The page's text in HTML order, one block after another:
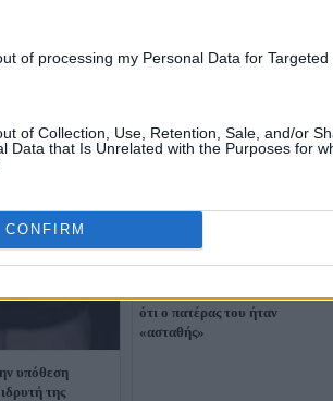
of processing my Personal Data for Targeted
of Collection, Use, Retention, Sale, and/or
Data that Is Unrelated with the Purposes for
CONFIRM
υπόθεση
της
Θάνατος ιδρυτή Mango: Το
ότι ο πατέρας του ήταν
«ασταθής»